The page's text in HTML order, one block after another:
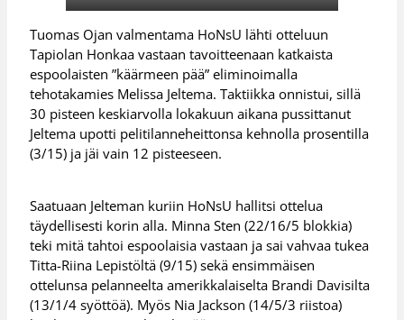
Tuomas Ojan valmentama HoNsU lähti otteluun
Tapiolan Honkaa vastaan tavoitteenaan katkaista
espoolaisten ”käärmeen pää” eliminoimalla
tehotakamies Melissa Jeltema. Taktiikka onnistui, sillä
30 pisteen keskiarvolla lokakuun aikana pussittanut
Jeltema upotti pelitilanneheittonsa kehnolla prosentilla
(3/15) ja jäi vain 12 pisteeseen.
Saatuaan Jelteman kuriin HoNsU hallitsi ottelua
täydellisesti korin alla. Minna Sten (22/16/5 blokkia)
teki mitä tahtoi espoolaisia vastaan ja sai vahvaa tukea
Titta-Riina Lepistöltä (9/15) sekä ensimmäisen
ottelunsa pelanneelta amerikkalaiselta Brandi Davisilta
(13/1/4 syöttöä). Myös Nia Jackson (14/5/3 riistoa)